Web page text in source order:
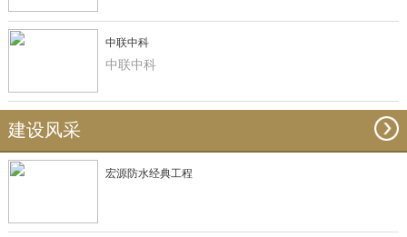
中联中科
中联中科
建设风采
宏源防水经典工程